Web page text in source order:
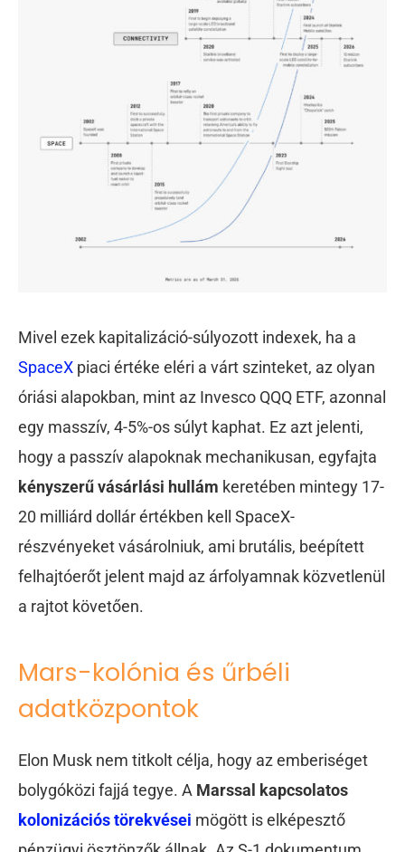
Mivel ezek kapitalizáció-súlyozott indexek, ha a
SpaceX piaci értéke eléri a várt szinteket, az olyan
óriási alapokban, mint az Invesco QQQ ETF, azonnal
egy masszív, 4-5%-os súlyt kaphat. Ez azt jelenti,
hogy a passzív alapoknak mechanikusan, egyfajta
kényszerű vásárlási hullám keretében mintegy 17-
20 milliárd dollár értékben kell SpaceX-
részvényeket vásárolniuk, ami brutális, beépített
felhajtóerőt jelent majd az árfolyamnak közvetlenül
a rajtot követően.
Mars-kolónia és űrbéli
adatközpontok
Elon Musk nem titkolt célja, hogy az emberiséget
bolygóközi fajjá tegye. A Marssal kapcsolatos
kolonizációs törekvései mögött is elképesztő